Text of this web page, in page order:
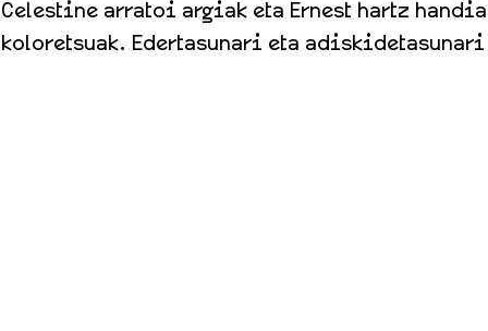
Celestine arratoi argiak eta Ernest hartz
koloretsuak. Edertasunari eta